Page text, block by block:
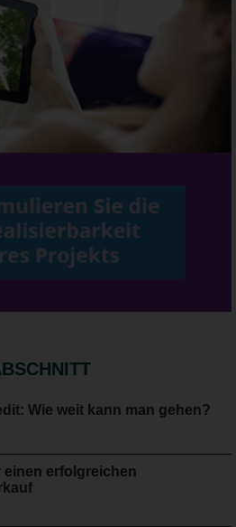
Wie weit kann man gehen?
einen erfolgreichen